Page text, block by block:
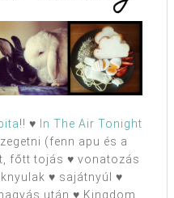
!! ♥
In The Air Tonight
(fenn apu és a
főtt tojás ♥ vonatozás
♥ sajátnyúl ♥
után ♥ Kingdom